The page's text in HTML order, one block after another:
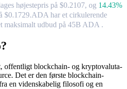
højestepris på $0.2107, og 14.43%
$0.1729.ADA har et cirkulerende
maksimalt udbud på 45B ADA .
offentligt blockchain- og kryptovaluta-
Det er den første blockchain-
en videnskabelig filosofi og en